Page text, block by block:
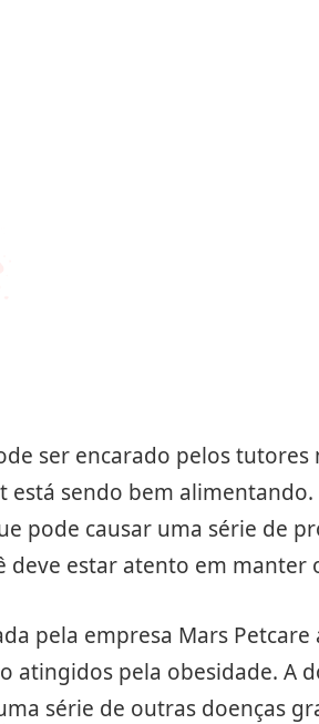
ser encarado pelos
está sendo bem
pode causar uma série de
deve estar atento em
pela empresa Mars
atingidos pela obesidade. A
série de outras doenças